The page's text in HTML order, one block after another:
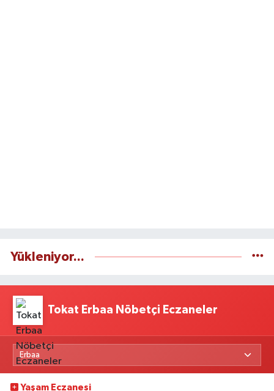
Yükleniyor...
Tokat Erbaa Nöbetçi Eczaneler
Yaşam Eczanesi